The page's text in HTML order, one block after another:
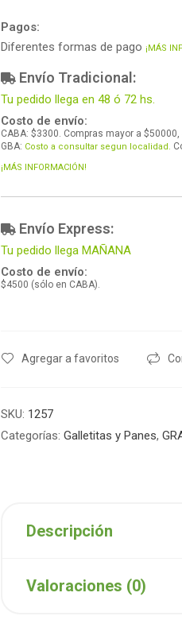
Pagos:
Diferentes formas de pago ¡MÁS
Envío Tradicional:
Tu pedido llega en 48 ó 72 hs.
Costo de envío:
CABA: $3300. Compras mayor a $50000,
GBA: Costo a consultar segun localidad.
¡MÁS INFORMACIÓN!
Envío Express:
Tu pedido llega MAÑANA
Costo de envío:
$4500 (sólo en CABA).
Agregar a favoritos
SKU: 1257
Categorías: Galletitas y Panes,
Descripción
Valoraciones (0)